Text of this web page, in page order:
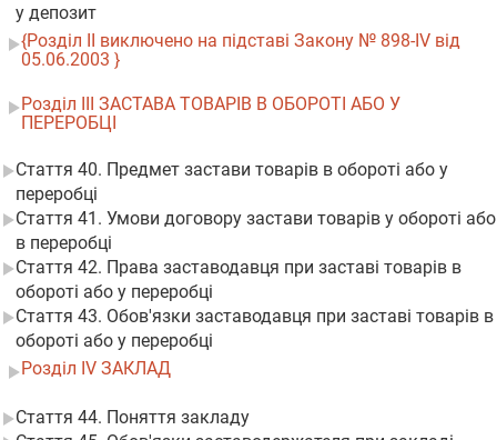
у депозит
{Розділ II виключено на підставі Закону № 898-IV від
05.06.2003 }
Розділ III ЗАСТАВА ТОВАРІВ В ОБОРОТІ АБО У
ПЕРЕРОБЦІ
Стаття 40. Предмет застави товарів в обороті або у
переробці
Стаття 41. Умови договору застави товарів у обороті або
в переробці
Стаття 42. Права заставодавця при заставі товарів в
обороті або у переробці
Стаття 43. Обов'язки заставодавця при заставі товарів в
обороті або у переробці
Розділ IV ЗАКЛАД
Стаття 44. Поняття закладу